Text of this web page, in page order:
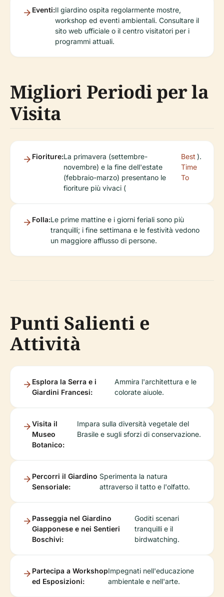
Eventi:Il giardino ospita regolarmente mostre,
workshop ed eventi ambientali. Consultare il
sito web ufficiale o il centro visitatori per i
programmi attuali.
Migliori Periodi per la
Visita
Fioriture:La primavera (settembre-
novembre) e la fine dell'estate
(febbraio-marzo) presentano le
fioriture più vivaci (
Best
Time
To
).
Folla:Le prime mattine e i giorni feriali sono più
tranquilli; i fine settimana e le festività vedono
un maggiore afflusso di persone.
Punti Salienti e
Attività
Esplora la Serra e i
Giardini Francesi:
Ammira l'architettura e le
colorate aiuole.
Visita il
Museo
Botanico:
Impara sulla diversità vegetale del
Brasile e sugli sforzi di conservazione.
Percorri il Giardino
Sensoriale:
Sperimenta la natura
attraverso il tatto e l'olfatto.
Passeggia nel Giardino
Giapponese e nei Sentieri
Boschivi:
Goditi scenari
tranquilli e il
birdwatching.
Partecipa a Workshop
ed Esposizioni:
Impegnati nell'educazione
ambientale e nell'arte.